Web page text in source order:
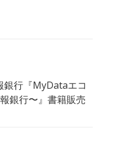
銀行『MyDataエコ
銀行〜』書籍販売